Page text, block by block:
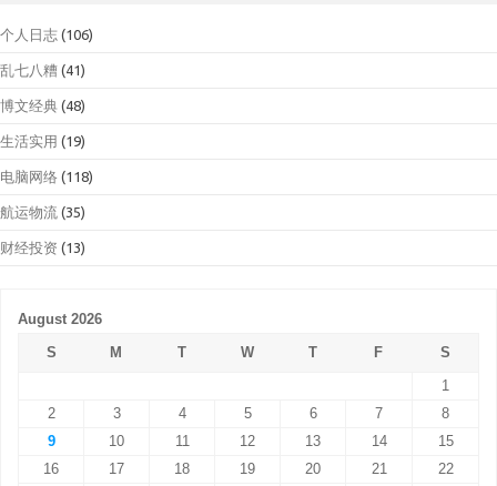
个人日志 (106)
乱七八糟 (41)
博文经典 (48)
生活实用 (19)
电脑网络 (118)
航运物流 (35)
财经投资 (13)
August 2026
S
M T W T F
S
1
2
3 4 5 6 7
8
9
10 11 12 13 14
15
16
17 18 19 20 21
22